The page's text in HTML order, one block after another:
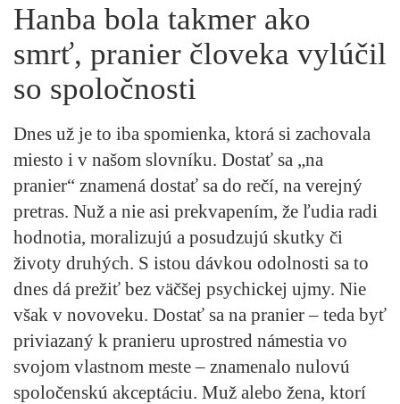
Hanba bola takmer ako
smrť, pranier človeka vylúčil
so spoločnosti
Dnes už je to iba spomienka, ktorá si zachovala
miesto i v našom slovníku. Dostať sa „na
pranier“ znamená dostať sa do rečí, na verejný
pretras. Nuž a nie asi prekvapením, že ľudia radi
hodnotia, moralizujú a posudzujú skutky či
životy druhých. S istou dávkou odolnosti sa to
dnes dá prežiť bez väčšej psychickej ujmy. Nie
však v novoveku. Dostať sa na pranier – teda byť
priviazaný k pranieru uprostred námestia vo
svojom vlastnom meste – znamenalo nulovú
spoločenskú akceptáciu. Muž alebo žena, ktorí